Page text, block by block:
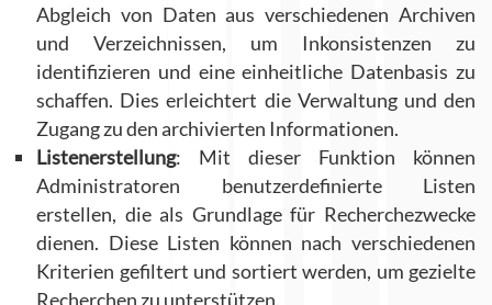
Abgleich von Daten aus verschiedenen Archiven
und Verzeichnissen, um Inkonsistenzen zu
identifizieren und eine einheitliche Datenbasis zu
schaffen. Dies erleichtert die Verwaltung und den
Zugang zu den archivierten Informationen.
Listenerstellung: Mit dieser Funktion können
Administratoren benutzerdefinierte Listen
erstellen, die als Grundlage für Recherchezwecke
dienen. Diese Listen können nach verschiedenen
Kriterien gefiltert und sortiert werden, um gezielte
Recherchen zu unterstützen.